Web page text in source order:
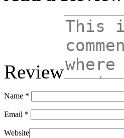
Review
Name *
Email *
Website